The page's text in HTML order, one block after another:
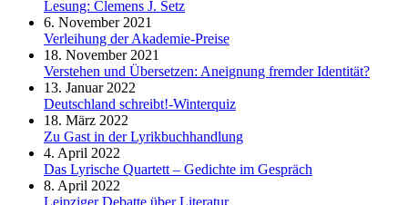
Lesung: Clemens J. Setz
6. November 2021
Verleihung der Akademie-Preise
18. November 2021
Verstehen und Übersetzen: Aneignung fremder Identität?
13. Januar 2022
Deutschland schreibt!-Winterquiz
18. März 2022
Zu Gast in der Lyrikbuchhandlung
4. April 2022
Das Lyrische Quartett – Gedichte im Gespräch
8. April 2022
Leipziger Debatte über Literatur